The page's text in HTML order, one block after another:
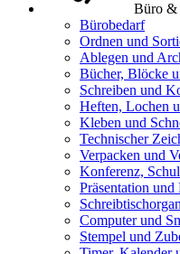
Büro &
Bürobedarf
Ordnen und
Ablegen und
Bücher, Blöcke
Schreiben und
Heften, Lochen
Kleben und
Technischer
Verpacken und
Konferenz,
Präsentation und
Computer und
Stempel und